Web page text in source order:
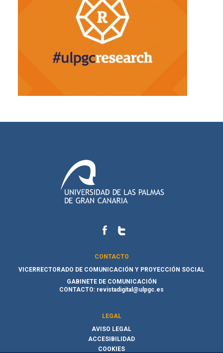
CONTACTO
VICERRECTORADO DE COMUNICACIÓN Y PROYECCIÓN SOCIAL
GABINETE DE COMUNICACIÓN
CONTACTO: revistadigital@ulpgc.es
LEGAL
AVISO LEGAL
ACCESIBILIDAD
COOKIES